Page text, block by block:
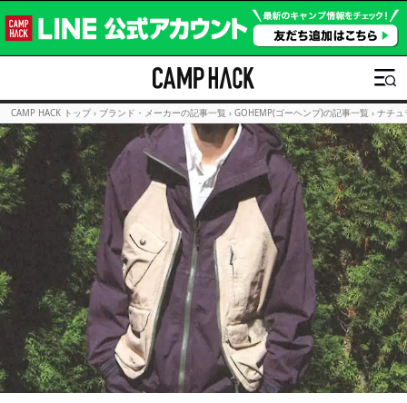
CAMP HACK トップ › ブランド・メーカーの記事一覧 › GOHEMP(ゴーヘンプ)の記事一覧 › ナチュ